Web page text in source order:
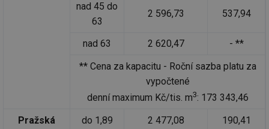
nad 45 do
63
2 596,73 537,94
nad 63 2 620,47
- **
** Cena za kapacitu - Roční sazba platu za
vypočtené
denní maximum Kč/tis. m3: 173 343,46
Pražská
do 1,89 2 477,08
190,41